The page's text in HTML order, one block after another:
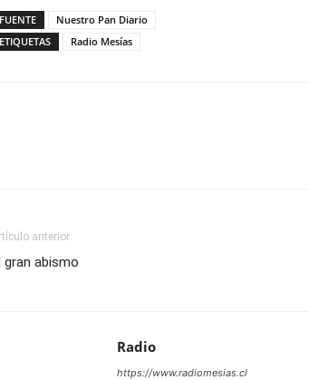
FUENTE
Nuestro Pan Diario
ETIQUETAS
Radio Mesías
anterior
gran abismo
Radio
https://www.radiomesias.cl